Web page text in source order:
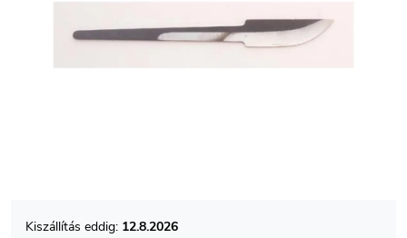
12.8.2026